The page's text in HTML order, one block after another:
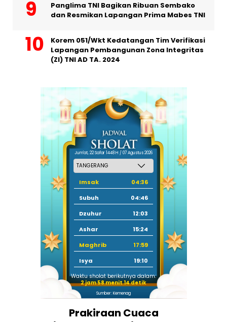
Panglima TNI Bagikan Ribuan Sembako
dan Resmikan Lapangan Prima Mabes TNI
Korem 051/Wkt Kedatangan Tim Verifikasi
Lapangan Pembangunan Zona Integritas
(ZI) TNI AD TA. 2024
Jum'at, 22 Safar 1448 H / 07 Agustus 2026
Imsak
04:36
Subuh
04:46
Dzuhur
12:03
Ashar
15:24
Maghrib
17:59
Isya
19:10
Waktu sholat berikutnya dalam:
2 jam 58 menit 13 detik
Sumber: Kemenag
Prakiraan Cuaca